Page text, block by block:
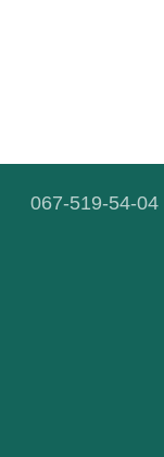
067-519-54-04